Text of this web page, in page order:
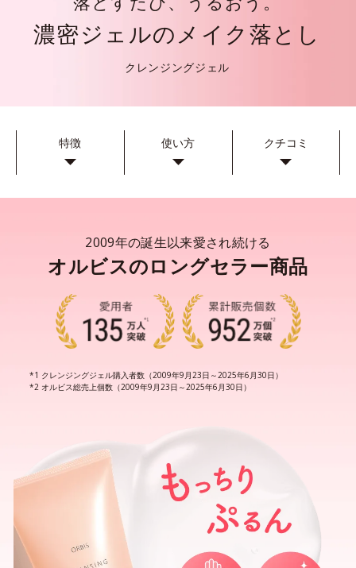
濃密ジェルのメイク落とし
クレンジングジェル
特徴 使い方 クチコミ
2009年の誕生以来愛され続ける
オルビスのロングセラー商品
クレンジングジェル購入者数（2009年9月23日～2025年6月30日）
オルビス総売上個数（2009年9月23日～2025年6月30日）